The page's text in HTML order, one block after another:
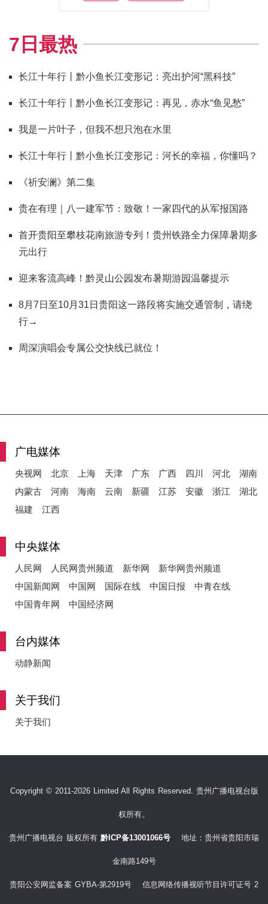
7日最热
长江十年行丨黔小鱼长江变形记：亮出护河“黑科技”
长江十年行丨黔小鱼长江变形记：再见，赤水“鱼见愁”
我是一片叶子，但我不想只泡在水里
长江十年行丨黔小鱼长江变形记：河长的幸福，你懂吗？
《祈安澜》第二集
贵在有理｜八一建军节：致敬！一家四代的从军报国路
首开贵阳至攀枝花南旅游专列！贵州铁路全力保障暑期多
元出行
迎来客流高峰！黔灵山公园发布暑期游园温馨提示
8月7日至10月31日贵阳这一路段将实施交通管制，请绕
行→
周深演唱会专属公交快线已就位！
广电媒体
央视网 北京 上海 天津 广东 广西 四川 河北
湖南
内蒙古
河南 海南 云南 新疆 江苏 安徽 浙江
湖北
福建
江西
中央媒体
人民网 人民网贵州频道 新华网
新华网贵州频道
中国新闻网
中国网 国际在线 中国日报
中青在线
中国青年网
中国经济网
台内媒体
动静新闻
关于我们
关于我们
Copyright © 2011-2026 Limited All Rights Reserved. 贵州广播电视台版
权所有。
贵州广播电视台 版权所有 黔ICP备13001066号 地址：贵州省贵阳市瑞
金南路149号
贵阳公安网监备案 GYBA-第2919号 信息网络传播视听节目许可证号 2